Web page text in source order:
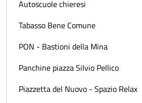
Autoscuole chieresi
Tabasso Bene Comune
PON - Bastioni della Mina
Panchine piazza Silvio Pellico
Piazzetta del Nuovo - Spazio Relax